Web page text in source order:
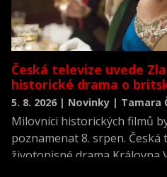
Česká televize uvede
historické drama o
5. 8. 2026 | Novinky | Tamara
Milovníci historických filmů
poznamenat 8. srpen. Česká
životopisné drama Královna